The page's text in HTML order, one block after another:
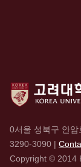
0서울 성북구 안
3290-3090 |
Copyright © 2014